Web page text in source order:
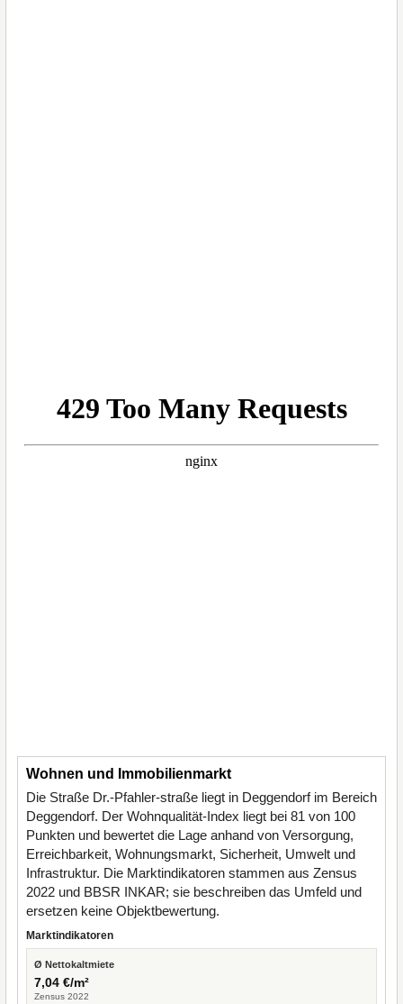
Wohnen und Immobilienmarkt
Die Straße Dr.-Pfahler-straße liegt in Deggendorf im Bereich
Deggendorf. Der Wohnqualität-Index liegt bei 81 von 100
Punkten und bewertet die Lage anhand von Versorgung,
Erreichbarkeit, Wohnungsmarkt, Sicherheit, Umwelt und
Infrastruktur. Die Marktindikatoren stammen aus Zensus
2022 und BBSR INKAR; sie beschreiben das Umfeld und
ersetzen keine Objektbewertung.
Marktindikatoren
Ø Nettokaltmiete
7,04 €/m²
Zensus 2022